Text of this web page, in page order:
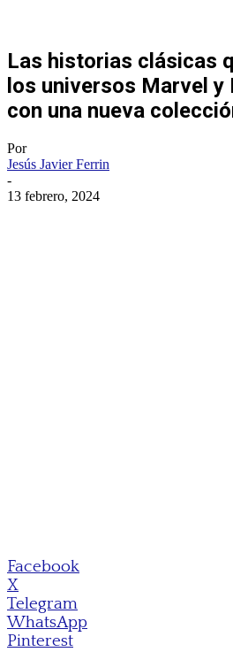
Las historias clásicas
los universos Marvel y
con una nueva
Por
Jesús Javier Ferrin
-
13 febrero, 2024
Facebook
X
Telegram
WhatsApp
Pinterest